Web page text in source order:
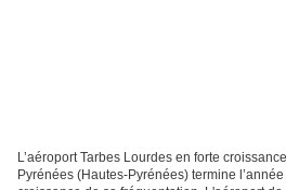
L’aéroport Tarbes Lourdes en forte
Pyrénées (Hautes-Pyrénées) termine